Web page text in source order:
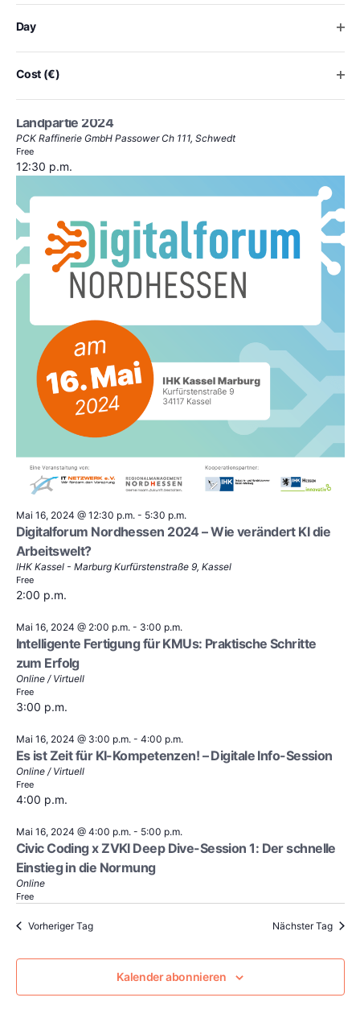
the
list
events
to
the
filtered
results.
Day
Cost (€)
KI & Predictive Maintenance – Brandenburger KI
Landpartie 2024
PCK Raffinerie GmbH Passower Ch 111, Schwedt
Free
12:30 p.m.
Mai 16, 2024 @ 12:30 p.m. - 5:30 p.m.
Digitalforum Nordhessen 2024 – Wie verändert KI die
Arbeitswelt?
IHK Kassel - Marburg Kurfürstenstraße 9, Kassel
Free
2:00 p.m.
Mai 16, 2024 @ 2:00 p.m. - 3:00 p.m.
Intelligente Fertigung für KMUs: Praktische Schritte
zum Erfolg
Online / Virtuell
Free
3:00 p.m.
Mai 16, 2024 @ 3:00 p.m. - 4:00 p.m.
Es ist Zeit für KI-Kompetenzen! – Digitale Info-Session
Online / Virtuell
Free
4:00 p.m.
Mai 16, 2024 @ 4:00 p.m. - 5:00 p.m.
Civic Coding x ZVKI Deep Dive-Session 1: Der schnelle
Einstieg in die Normung
Online
Free
Vorheriger Tag Nächster Tag
Kalender abonnieren